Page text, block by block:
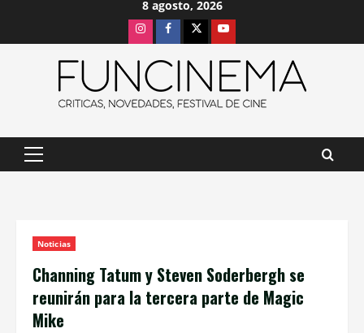
8 agosto, 2026
InstagramFacebook
X Youtube
Menú
Noticias
Channing Tatum y Steven Soderbergh se
reunirán para la tercera parte de Magic
Mike